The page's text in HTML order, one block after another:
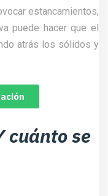
estancamientos,
puede hacer que el
atrás los sólidos y
cuánto se